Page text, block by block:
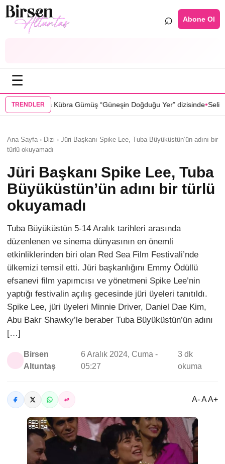
⌕ Abone Ol
☰
TRENDLER
“Güneşin Doğduğu Yer” dizisinde •Selin Türkmen “Karma”
Ana Sayfa › Dizi › Jüri Başkanı Spike Lee, Tuba Büyüküstün’ün adını bir
türlü okuyamadı
Jüri Başkanı Spike Lee, Tuba
Büyüküstün’ün adını bir türlü
okuyamadı
Tuba Büyüküstün 5-14 Aralık tarihleri arasında
düzenlenen ve sinema dünyasının en önemli
etkinliklerinden biri olan Red Sea Film Festivali’nde
ülkemizi temsil etti. Jüri başkanlığını Emmy Ödüllü
efsanevi film yapımcısı ve yönetmeni Spike Lee’nin
yaptığı festivalin açılış gecesinde jüri üyeleri tanıtıldı.
Spike Lee, jüri üyeleri Minnie Driver, Daniel Dae Kim,
Abu Bakr Shawky’le beraber Tuba Büyüküstün’ün adını
[…]
Birsen
Altuntaş
6 Aralık 2024, Cuma -
05:27
3 dk
okuma
A- A A+